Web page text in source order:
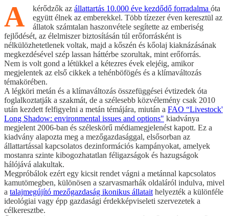
A kérődzők az állattartás 10.000 éve kezdődő forradalma óta
együtt élnek az emberekkel. Több tízezer éven keresztül az
állatok számtalan haszonvétele segítette az emberiség
fejlődését, az élelmiszer biztosításán túl erőforrásként is
nélkülözhetetlenek voltak, majd a kőszén és kőolaj kiaknázásának
megkezdésével szép lassan háttérbe szorultak, mint erőforrás.
Nem is volt gond a létükkel a kétezres évek elejéig, amikor
megjelentek az első cikkek a tehénböfögés és a klímaváltozás
témakörében.
A légköri metán és a klímaváltozás összefüggései évtizedek óta
foglalkoztatják a szakmát, de a szélesebb közvélemény csak 2010
után kezdett felfigyelni a metán témájára, miután a FAO “Livestock'
Long Shadow: environmental issues and options" kiadványa
megjelent 2006-ban és széleskörű médiamegjelenést kapott. Ez a
kiadvány alapozta meg a mezőgazdasággal, elsősorban az
állattartással kapcsolatos dezinformációs kampányokat, amelyek
mostanra szinte kibogozhatatlan féligazságok és hazugságok
hálójává alakultak.
Megpróbálok ezért egy kicsit rendet vágni a metánnal kapcsolatos
kamutömegben, különösen a szarvasmarhák oldaláról indulva, mivel
a talajmegújító mezőgazdaság ikonikus állatait helyezték a különféle
ideológiai vagy épp gazdasági érdekképviseleti szervezetek a
célkeresztbe.